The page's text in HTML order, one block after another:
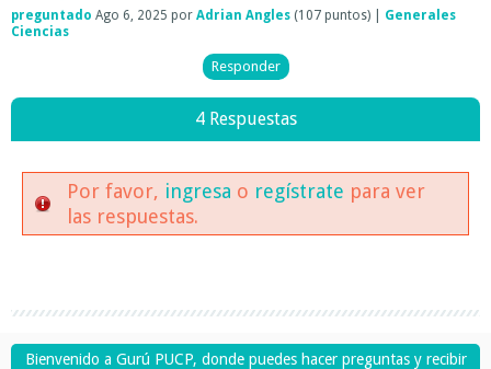
preguntado Ago 6, 2025 por Adrian Angles (107 puntos)
Generales
Ciencias
4 Respuestas
Por favor, ingresa o regístrate para ver
las respuestas.
Bienvenido a Gurú PUCP, donde puedes hacer preguntas y recibir